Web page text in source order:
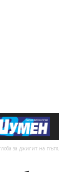
за джигит на